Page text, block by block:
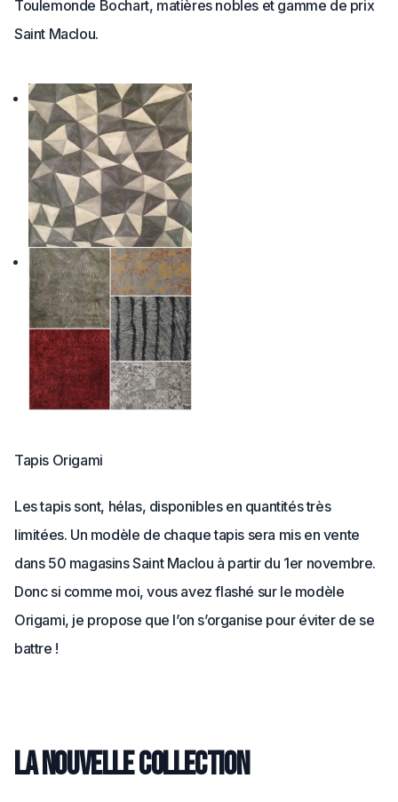
Toulemonde Bochart, matières nobles et gamme de prix
Saint Maclou.
Tapis Origami
Les tapis sont, hélas, disponibles en quantités très
limitées. Un modèle de chaque tapis sera mis en vente
dans 50 magasins Saint Maclou à partir du 1er novembre.
Donc si comme moi, vous avez flashé sur le modèle
Origami, je propose que l’on s’organise pour éviter de se
battre !
La nouvelle collection